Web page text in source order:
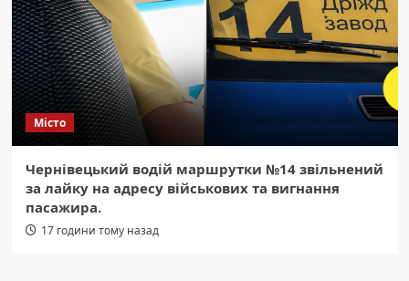
Місто
Чернівецький водій маршрутки №14 звільнений
за лайку на адресу військових та вигнання
пасажира.
17 години тому назад